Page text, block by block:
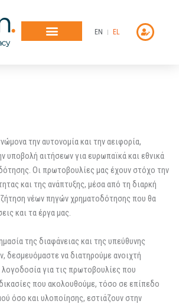
EN EL
την αυτονομία και την αειφορία,
υποβολή αιτήσεων για ευρωπαϊκά και εθνικά
Οι πρωτοβουλίες μας έχουν στόχο την
και της ανάπτυξης, μέσα από τη διαρκή
νέων πηγών χρηματοδότησης που θα
και τα έργα μας.
της διαφάνειας και της υπεύθυνης
δεσμευόμαστε να διατηρούμε ανοιχτή
λογοδοσία για τις πρωτοβουλίες που
που ακολουθούμε, τόσο σε επίπεδο
όσο και υλοποίησης, εστιάζουν στην